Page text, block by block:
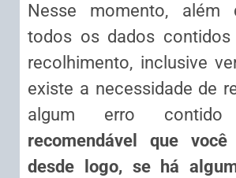
Nesse momento, além
todos os dados
recolhimento, inclusive
existe a necessidade de
algum erro
recomendável que você
desde logo, se há